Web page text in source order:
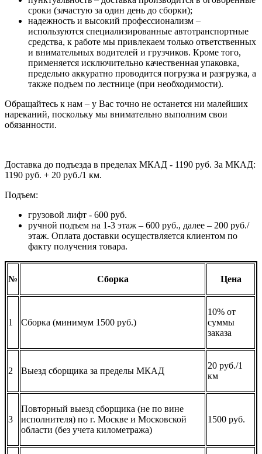
сроки (зачастую за один день до сборки);
надежность и высокий профессионализм –
используются специализированные автотранспортные
средства, к работе мы привлекаем только ответственных
и внимательных водителей и грузчиков. Кроме того,
применяется исключительно качественная упаковка,
предельно аккуратно проводится погрузка и разгрузка, а
также подъем по лестнице (при необходимости).
Обращайтесь к нам – у Вас точно не останется ни малейших
нареканий, поскольку мы внимательно выполним свои
обязанности.
Доставка до подъезда в пределах МКАД - 1190 руб. За МКАД:
1190 руб. + 20 руб./1 км.
Подъем:
грузовой лифт - 600 руб.
ручной подъем на 1-3 этаж – 600 руб., далее – 200 руб./
этаж. Оплата доставки осуществляется клиентом по
факту получения товара.
№ Сборка Цена
1 Сборка (минимум 1500 руб.)
10% от
суммы
заказа
2 Выезд сборщика за пределы МКАД
20 руб./1
км
3
Повторный выезд сборщика (не по вине
исполнителя) по г. Москве и Московской
области (без учета километража)
1500 руб.